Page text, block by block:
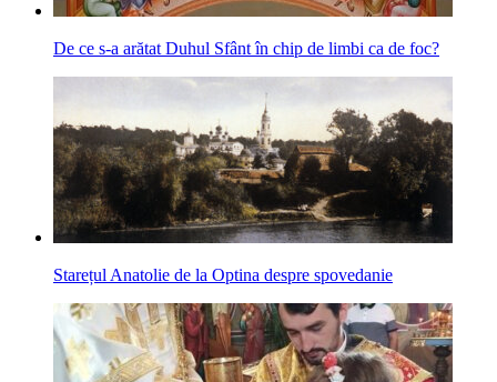
De ce s-a arătat Duhul Sfânt în chip de limbi ca de foc?
Starețul Anatolie de la Optina despre spovedanie